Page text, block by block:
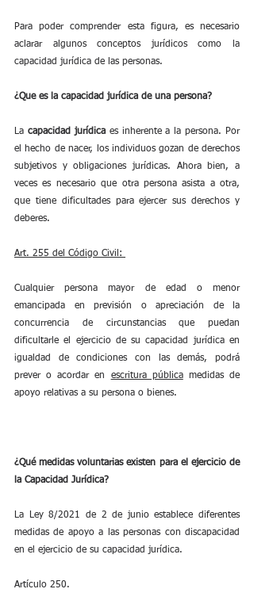
Para poder comprender esta figura, es necesario
aclarar algunos conceptos jurídicos como la
capacidad jurídica de las personas.
¿Que es la capacidad jurídica de una persona?
La capacidad jurídica es inherente a la persona. Por
el hecho de nacer, los individuos gozan de derechos
subjetivos y obligaciones jurídicas. Ahora bien, a
veces es necesario que otra persona asista a otra,
que tiene dificultades para ejercer sus derechos y
deberes.
Art. 255 del Código Civil:
Cualquier persona mayor de edad o menor
emancipada en previsión o apreciación de la
concurrencia de circunstancias que puedan
dificultarle el ejercicio de su capacidad jurídica en
igualdad de condiciones con las demás, podrá
prever o acordar en escritura pública medidas de
apoyo relativas a su persona o bienes.
¿Qué medidas voluntarias existen para el ejercicio de
la Capacidad Jurídica?
La Ley 8/2021 de 2 de junio establece diferentes
medidas de apoyo a las personas con discapacidad
en el ejercicio de su capacidad jurídica.
Artículo 250.